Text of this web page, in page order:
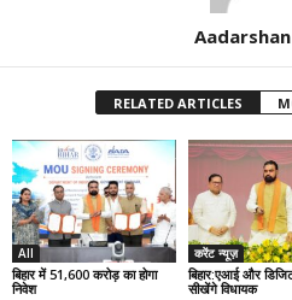
RELATED ARTICLES
All
बिहार में 51,600 करोड़ का होगा
निवेश
करेंट न्यूज़
बिहार:एआई और
सीखेंगे विधायक